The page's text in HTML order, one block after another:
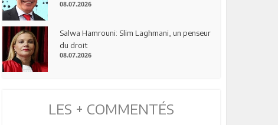
08.07.2026
Salwa Hamrouni: Slim Laghmani, un penseur
du droit
08.07.2026
LES + COMMENTÉS